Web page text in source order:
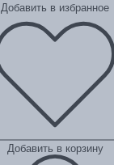
Добавить в избранное
Добавить в корзину